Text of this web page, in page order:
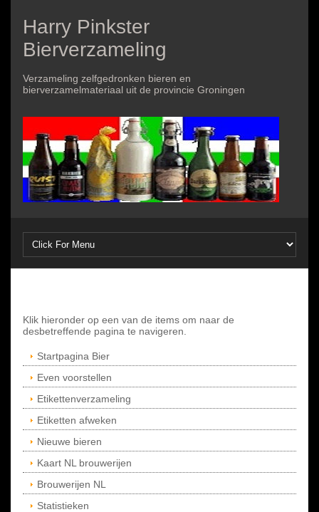
Harry Pinkster
Bierverzameling
Verzameling zelfgedronken bieren en
bierverzamelmateriaal uit de provincie Groningen
Klik hieronder op een van de items om naar de
desbetreffende pagina te navigeren.
Startpagina Bier
Even voorstellen
Etikettenverzameling
Etiketten afweken
Nieuwe bieren
Kaart NL brouwerijen
Brouwerijen NL
Statistieken